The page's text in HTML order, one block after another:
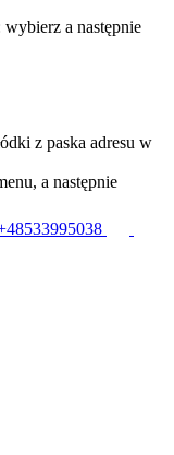
wybierz a następnie
z paska adresu w
, a następnie